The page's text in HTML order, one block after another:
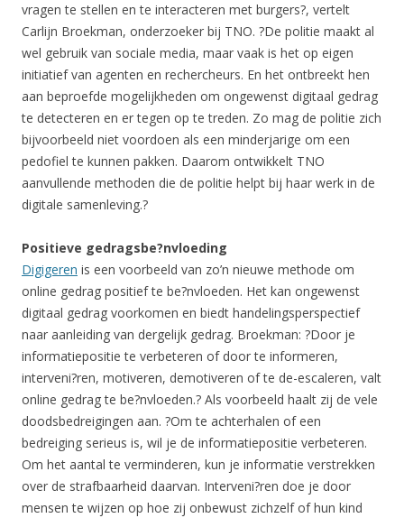
vragen te stellen en te interacteren met burgers?, vertelt
Carlijn Broekman, onderzoeker bij TNO. ?De politie maakt al
wel gebruik van sociale media, maar vaak is het op eigen
initiatief van agenten en rechercheurs. En het ontbreekt hen
aan beproefde mogelijkheden om ongewenst digitaal gedrag
te detecteren en er tegen op te treden. Zo mag de politie zich
bijvoorbeeld niet voordoen als een minderjarige om een
pedofiel te kunnen pakken. Daarom ontwikkelt TNO
aanvullende methoden die de politie helpt bij haar werk in de
digitale samenleving.?
Positieve gedragsbe?nvloeding
Digigeren is een voorbeeld van zo’n nieuwe methode om
online gedrag positief te be?nvloeden. Het kan ongewenst
digitaal gedrag voorkomen en biedt handelingsperspectief
naar aanleiding van dergelijk gedrag. Broekman: ?Door je
informatiepositie te verbeteren of door te informeren,
interveni?ren, motiveren, demotiveren of te de-escaleren, valt
online gedrag te be?nvloeden.? Als voorbeeld haalt zij de vele
doodsbedreigingen aan. ?Om te achterhalen of een
bedreiging serieus is, wil je de informatiepositie verbeteren.
Om het aantal te verminderen, kun je informatie verstrekken
over de strafbaarheid daarvan. Interveni?ren doe je door
mensen te wijzen op hoe zij onbewust zichzelf of hun kind